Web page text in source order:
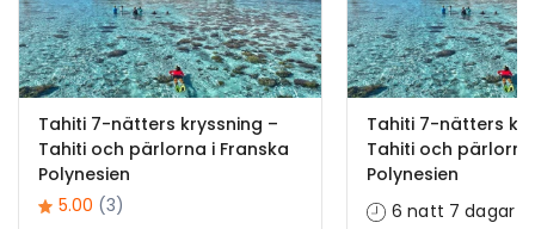
Tahiti 7-nätters kryssning –
Tahiti och pärlorna i Franska
Polynesien
5.00 (3)
Tahiti 7-nätters
Tahiti och
Polynesien
6 natt 7 dagar